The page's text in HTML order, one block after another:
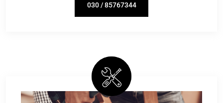
030 / 85767344